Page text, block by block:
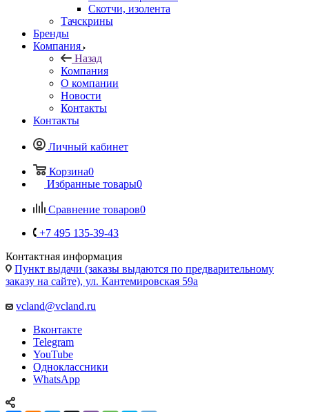
Компания
Назад
Компания
О компании
Новости
Контакты
Контакты
Личный кабинет
Корзина 0
Сравнение товаров0
+7 495 135-39-43
Контактная информация
Пункт выдачи (заказы выдаются по предварительному
заказу на сайте), ул. Кантемировская 59а
vcland@vcland.ru
Вконтакте
Telegram
YouTube
Одноклассники
WhatsApp